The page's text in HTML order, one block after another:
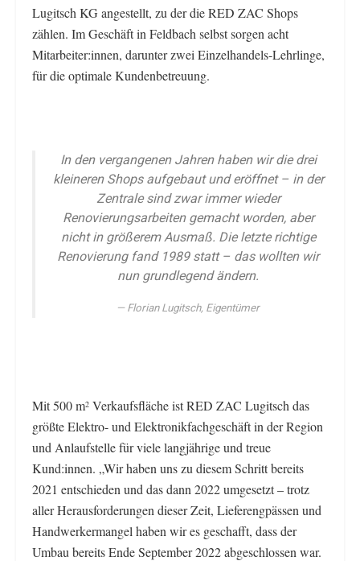
Lugitsch KG angestellt, zu der die RED ZAC Shops
zählen. Im Geschäft in Feldbach selbst sorgen acht
Mitarbeiter:innen, darunter zwei Einzelhandels-Lehrlinge,
für die optimale Kundenbetreuung.
In den vergangenen Jahren haben wir die drei
kleineren Shops aufgebaut und eröffnet – in der
Zentrale sind zwar immer wieder
Renovierungsarbeiten gemacht worden, aber
nicht in größerem Ausmaß. Die letzte richtige
Renovierung fand 1989 statt – das wollten wir
nun grundlegend ändern.
Florian Lugitsch, Eigentümer
Mit 500 m2 Verkaufsfläche ist RED ZAC Lugitsch das
größte Elektro- und Elektronikfachgeschäft in der Region
und Anlaufstelle für viele langjährige und treue
Kund:innen. „Wir haben uns zu diesem Schritt bereits
2021 entschieden und das dann 2022 umgesetzt – trotz
aller Herausforderungen dieser Zeit, Lieferengpässen und
Handwerkermangel haben wir es geschafft, dass der
Umbau bereits Ende September 2022 abgeschlossen war.